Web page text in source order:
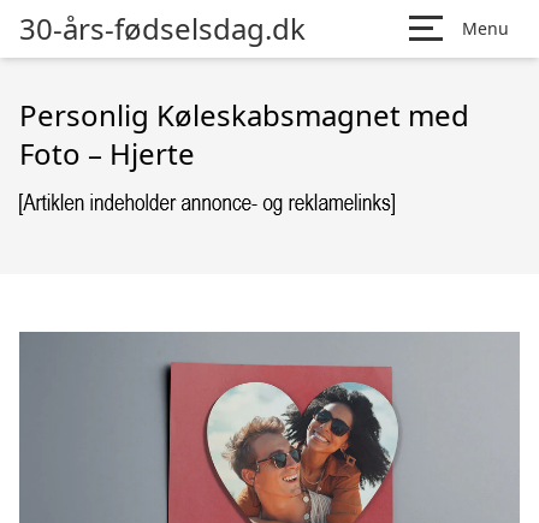
30-års-fødselsdag.dk Menu
Personlig Køleskabsmagnet med
Foto – Hjerte